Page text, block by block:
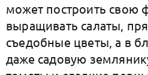
может построить свою
выращивать салаты,
съедобные цветы, а в
даже садовую